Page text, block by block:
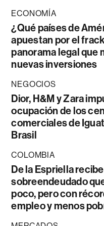
ECONOMÍA
¿Qué países de
apuestan por el
panorama legal que
nuevas inversiones
NEGOCIOS
Dior, H&M y Zara
ocupación de los
comerciales de
Brasil
COLOMBIA
De la Espriella
sobreendeudado
poco, pero con
empleo y menos